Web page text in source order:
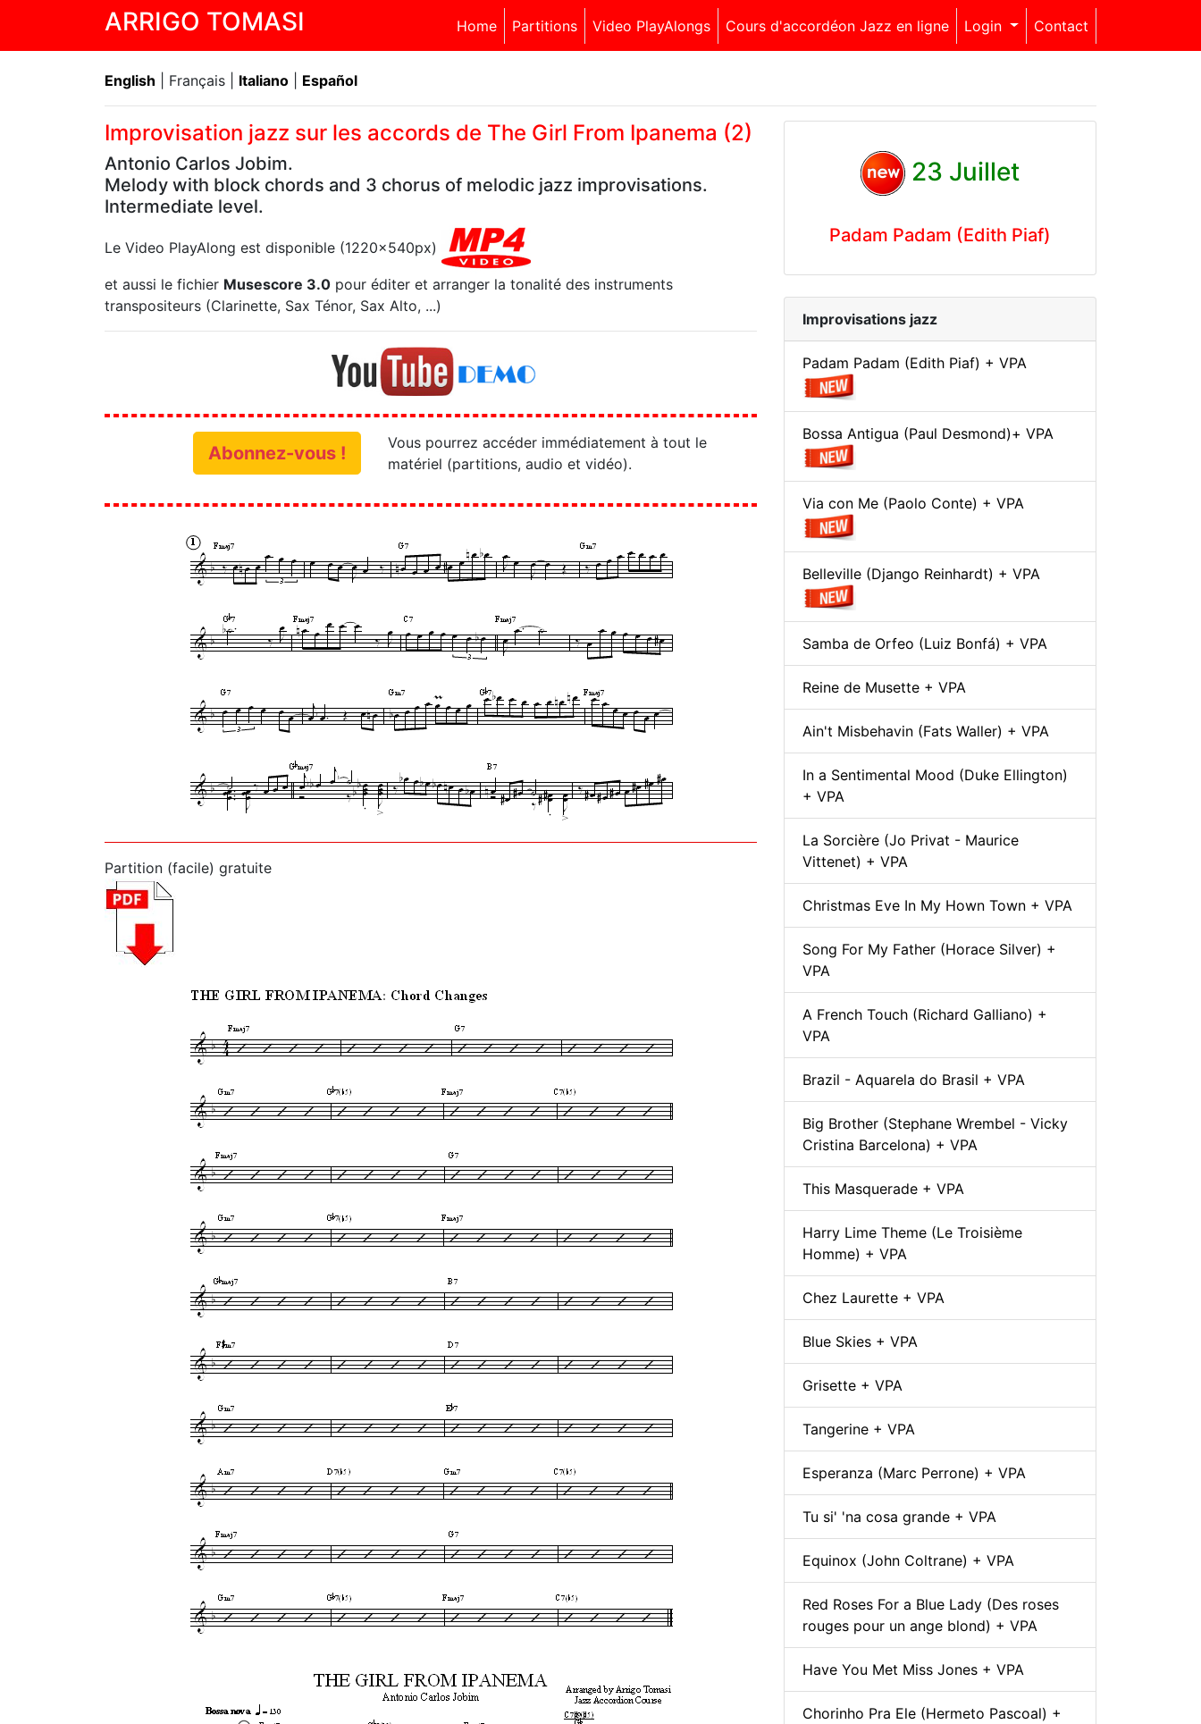
ARRIGO TOMASI Home Partitions Video PlayAlongs Cours d'accordéon Jazz en ligne Login Contact
English | Français | Italiano Español
Improvisation jazz sur les accords de The Girl From Ipanema (2)
Antonio Carlos Jobim.
Melody with block chords and 3 chorus of melodic jazz improvisations.
Intermediate level.
Le Video PlayAlong est disponible (1220x540px)
et aussi le fichier Musescore 3.0 pour éditer et arranger la tonalité des instruments
transpositeurs (Clarinette, Sax Ténor, Sax Alto, ...)
Abonnez-vous !
Vous pourrez accéder immédiatement à tout le
matériel (partitions, audio et vidéo).
Partition (facile) gratuite
23 Juillet
Padam Padam (Edith Piaf)
Improvisations jazz
Padam Padam (Edith Piaf) + VPA
Bossa Antigua (Paul Desmond)+ VPA
Via con Me (Paolo Conte) + VPA
Belleville (Django Reinhardt) + VPA
Samba de Orfeo (Luiz Bonfá) + VPA
Reine de Musette + VPA
Ain't Misbehavin (Fats Waller) + VPA
In a Sentimental Mood (Duke Ellington)
+ VPA
La Sorcière (Jo Privat - Maurice
Vittenet) + VPA
Christmas Eve In My Hown Town + VPA
Song For My Father (Horace Silver) +
VPA
A French Touch (Richard Galliano) +
VPA
Brazil - Aquarela do Brasil + VPA
Big Brother (Stephane Wrembel - Vicky
Cristina Barcelona) + VPA
This Masquerade + VPA
Harry Lime Theme (Le Troisième
Homme) + VPA
Chez Laurette + VPA
Blue Skies + VPA
Grisette + VPA
Tangerine + VPA
Esperanza (Marc Perrone) + VPA
Tu si' 'na cosa grande + VPA
Equinox (John Coltrane) + VPA
Red Roses For a Blue Lady (Des roses
rouges pour un ange blond) + VPA
Have You Met Miss Jones + VPA
Chorinho Pra Ele (Hermeto Pascoal) +